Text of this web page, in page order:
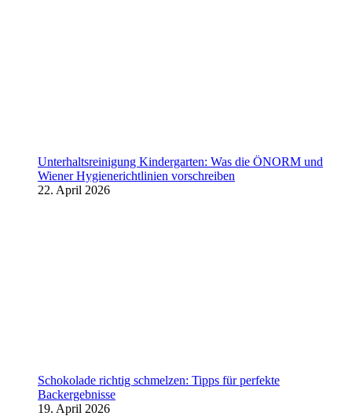
Unterhaltsreinigung Kindergarten: Was die ÖNORM und
Wiener Hygienerichtlinien vorschreiben
22. April 2026
Schokolade richtig schmelzen: Tipps für perfekte
Backergebnisse
19. April 2026